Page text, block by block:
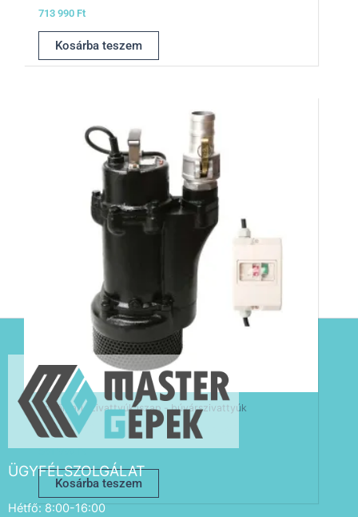
713 990 Ft
Kosárba teszem
Építőipari szivattyúk iszap - búvárszivattyúk
IBO 80-KBFU-3,7 Építőipari szivattyú
541 990Ft
Kosárba teszem
ÜGYFÉLSZOLGÁLAT
Hétfő: 8:00-16:00